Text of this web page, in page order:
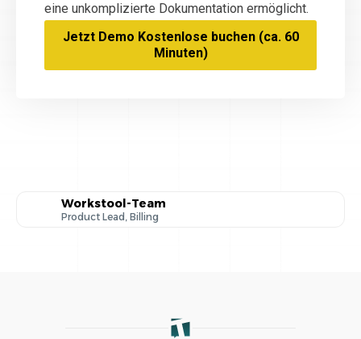
eine unkomplizierte Dokumentation ermöglicht.
Jetzt Demo Kostenlose buchen (ca. 60
Minuten)
Workstool-Team
Product Lead, Billing